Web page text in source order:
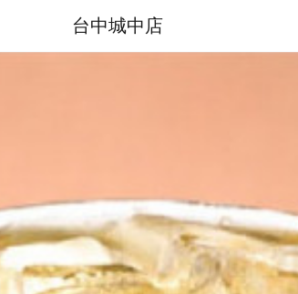
台中城中店